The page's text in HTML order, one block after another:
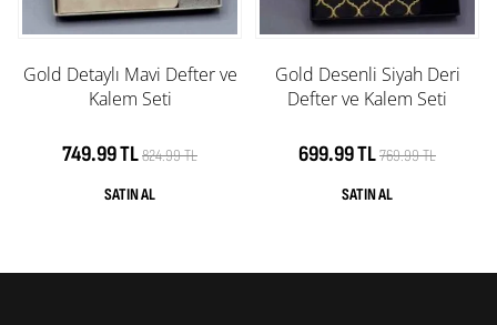
Gold Detaylı Mavi Defter ve
Kalem Seti
749.99 TL824.99 TL
Gold Desenli Siyah Deri
Defter ve Kalem Seti
699.99 TL769.99 TL